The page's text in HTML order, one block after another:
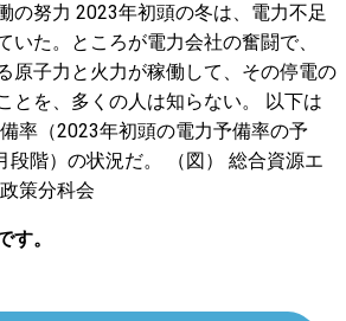
の努力 2023年初頭の冬は、電力不足
いた。ところが電力会社の奮闘で、
原子力と火力が稼働して、その停電の
とを、多くの人は知らない。 以下は
率（2023年初頭の電力予備率の予
段階）の状況だ。 （図） 総合資源エ
策分科会
す。